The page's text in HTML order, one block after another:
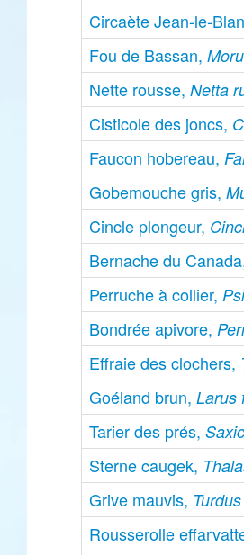
Circaète Jean-le-
Fou de Bassan,
Nette rousse,Netta
Cisticole des joncs,
Faucon hobereau,
Gobemouche gris,
Cincle plongeur,
Bernache du
Perruche à collier,
Bondrée apivore,
Effraie des clochers,
Goéland brun,Larus
Tarier des prés,
Sterne caugek,
Grive mauvis,
Rousserolle